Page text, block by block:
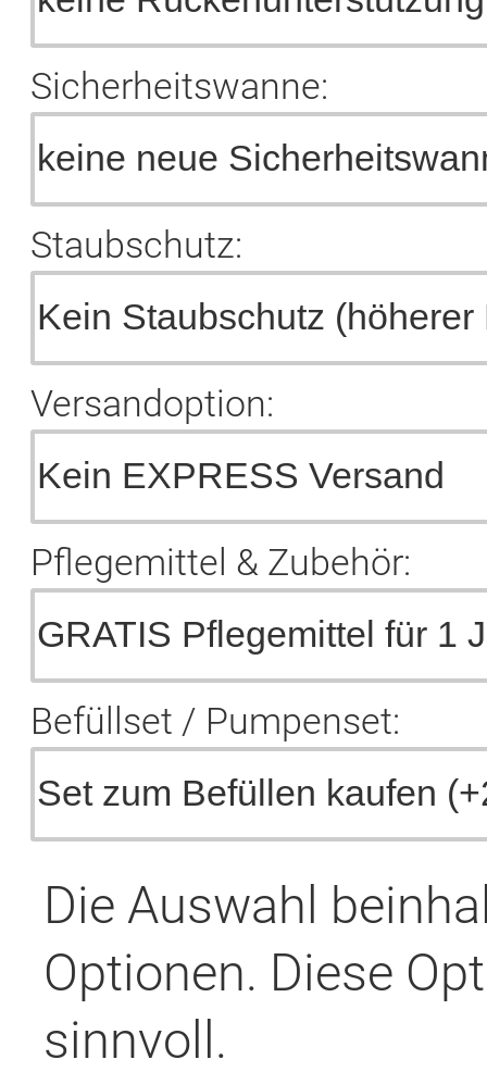
Sicherheitswanne:
Staubschutz:
Versandoption:
Pflegemittel & Zubehör:
Befüllset / Pumpenset:
Die Auswahl
Optionen. Diese
sinnvoll.